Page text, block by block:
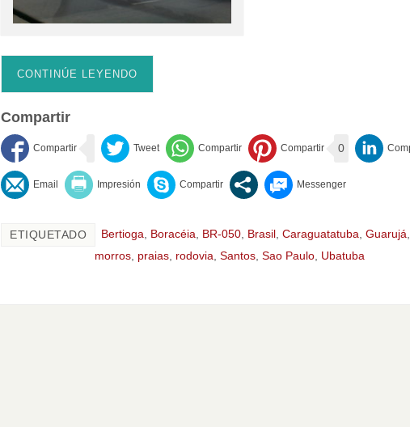
CONTINÚE LEYENDO
Compartir
0
ETIQUETADO Bertioga, Boracéia, BR-050, Brasil , Caraguatatuba, Guarujá,
morros, praias, rodovia, Santos, Sao Paulo, Ubatuba